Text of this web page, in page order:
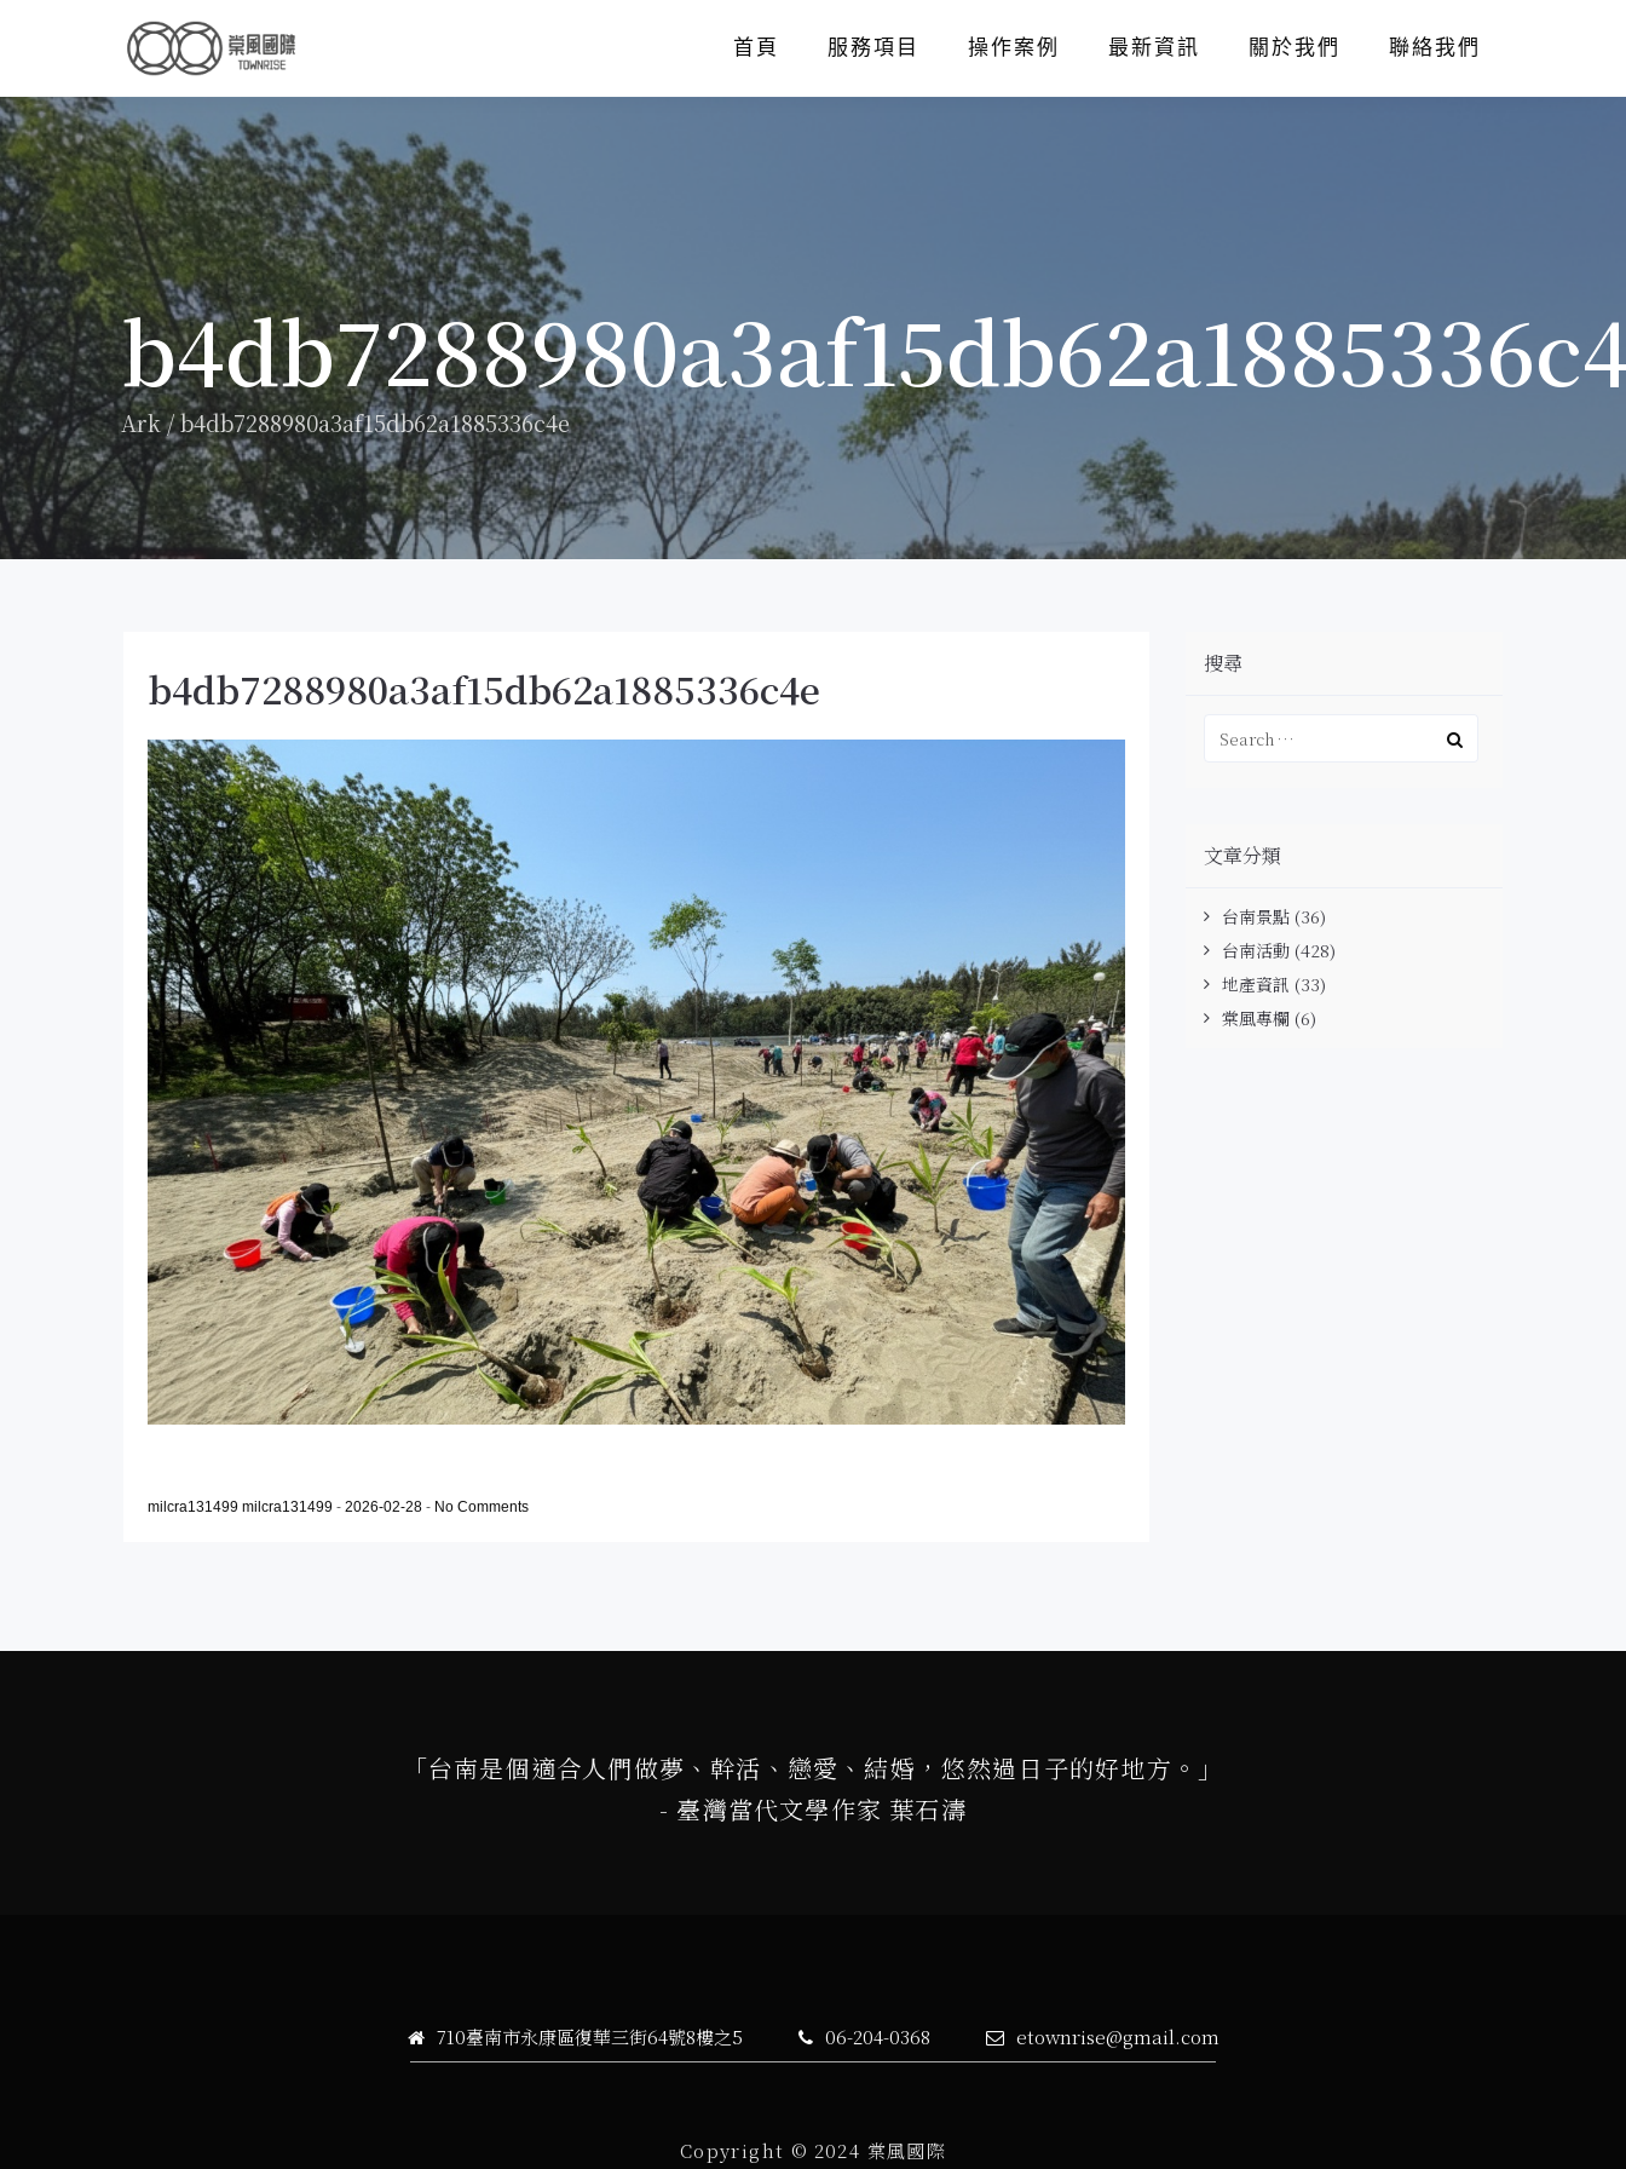
首頁 服務項目 操作案例 最新資訊 關於我們 聯絡我們
Ark/b4db7288980a3af15db62a1885336c4e
b4db7288980a3af15db62a1885336c4e
milcra131499 milcra131499 - 2026-02-28 - No Comments
搜尋
文章分類
台南景點(36)
台南活動(428)
地產資訊 (33)
棠風專欄(6)
「台南是個適合人們做夢、幹活、戀愛、結婚，悠然過日子的好地方。」
- 臺灣當代文學作家 葉石濤
710臺南市永康區復華三街64號8樓之5 06-204-0368 etownrise@gmail.com
Copyright © 2024 棠風國際